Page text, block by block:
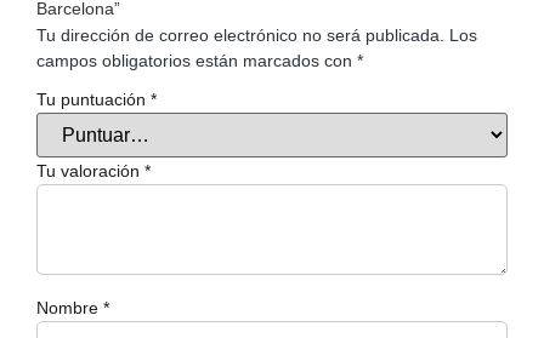
Barcelona”
Tu dirección de correo electrónico no será publicada.
Los
campos obligatorios están marcados con *
Tu puntuación *
Tu valoración *
Nombre *